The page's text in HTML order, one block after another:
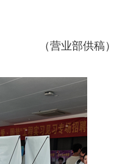
（营业部供稿）